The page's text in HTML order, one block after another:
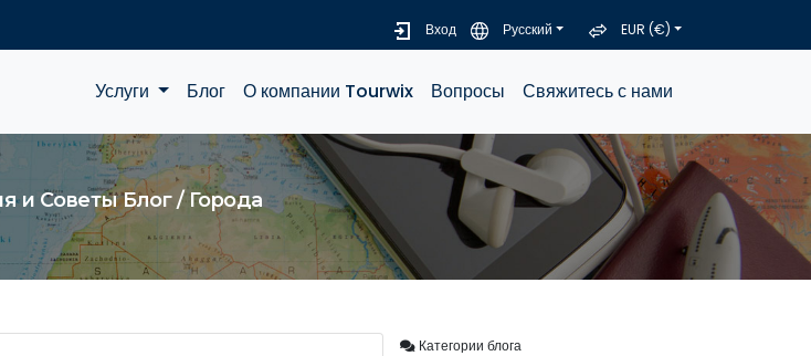
Вход Русский EUR (€)
Услуги Блог О компании Tourwix Вопросы Свяжитесь с нами
и Советы Блог / Города
Категории блога